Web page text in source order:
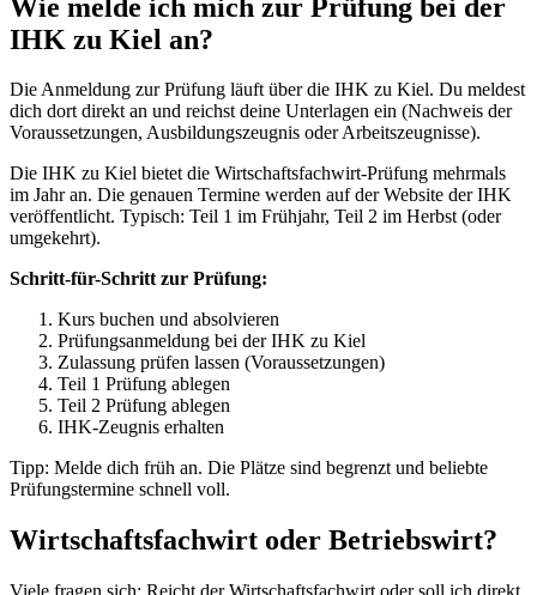
Wie melde ich mich zur Prüfung bei der
IHK zu Kiel an?
Die Anmeldung zur Prüfung läuft über die IHK zu Kiel. Du meldest
dich dort direkt an und reichst deine Unterlagen ein (Nachweis der
Voraussetzungen, Ausbildungszeugnis oder Arbeitszeugnisse).
Die IHK zu Kiel bietet die Wirtschaftsfachwirt-Prüfung mehrmals
im Jahr an. Die genauen Termine werden auf der Website der IHK
veröffentlicht. Typisch: Teil 1 im Frühjahr, Teil 2 im Herbst (oder
umgekehrt).
Schritt-für-Schritt zur Prüfung:
Kurs buchen und absolvieren
Prüfungsanmeldung bei der IHK zu Kiel
Zulassung prüfen lassen (Voraussetzungen)
Teil 1 Prüfung ablegen
Teil 2 Prüfung ablegen
IHK-Zeugnis erhalten
Tipp: Melde dich früh an. Die Plätze sind begrenzt und beliebte
Prüfungstermine schnell voll.
Wirtschaftsfachwirt oder Betriebswirt?